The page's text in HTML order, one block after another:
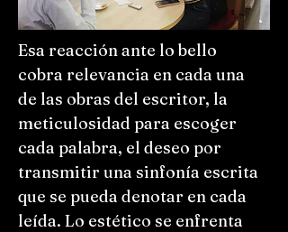
Esa reacción ante lo bello
cobra relevancia en cada una
de las obras del escritor, la
meticulosidad para escoger
cada palabra, el deseo por
transmitir una sinfonía escrita
que se pueda denotar en cada
leída. Lo estético se enfrenta